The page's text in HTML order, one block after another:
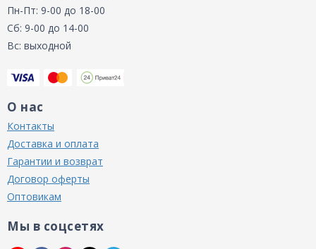
Пн-Пт: 9-00 до 18-00
Сб: 9-00 до 14-00
Вс: выходной
О нас
Контакты
Доставка и оплата
Гарантии и возврат
Договор оферты
Оптовикам
Мы в соцсетях